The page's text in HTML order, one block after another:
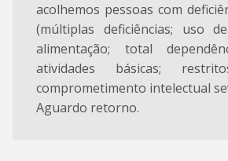
acolhemos pessoas com
(múltiplas deficiências; uso
alimentação; total
atividades básicas;
comprometimento intelectual
Aguardo retorno.